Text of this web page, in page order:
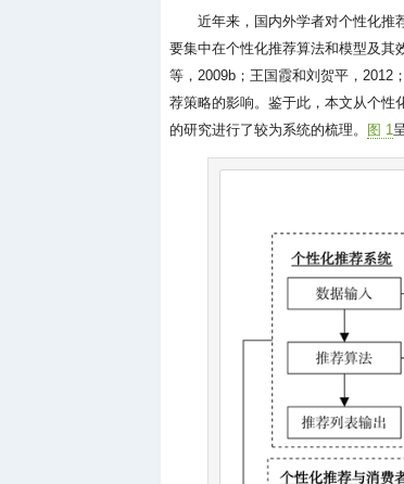
近年来，国内外学者对个性化推
要集中在个性化推荐算法和模型及其
等，2009b；王国霞和刘贺平，2012
荐策略的影响。鉴于此，本文从个性
的研究进行了较为系统的梳理。
图 1